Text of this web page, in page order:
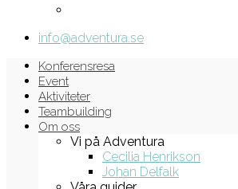
info@adventura.se
Konferensresa
Event
Aktiviteter
Teambuilding
Om oss
Vi på Adventura
Cecilia Henrikson
Johan Delfalk